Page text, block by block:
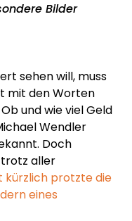
Bilder
sehen will, muss
mit den Worten
und wie viel Geld
Wendler
Doch
aller
kürzlich protzte die
eines